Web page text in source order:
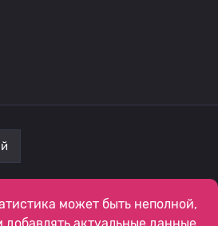
может быть неполной,